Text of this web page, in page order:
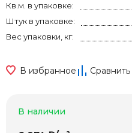
Кв.м. в упаковке:
Штук в упаковке:
Вес упаковки, кг:
В избранное Сравнить
В наличии